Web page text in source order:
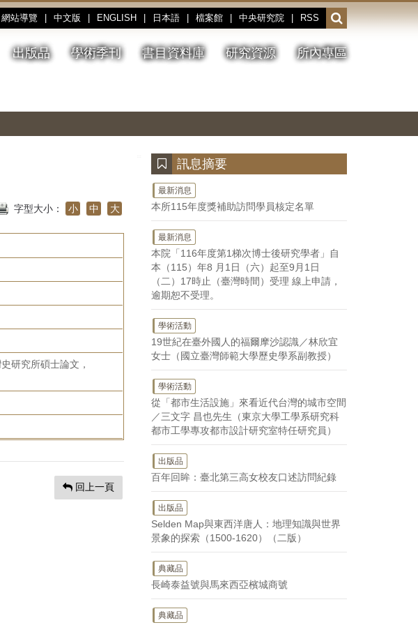
網站導覽 中文版 ENGLISH 日本語 檔案館 中央研究院 RSS
開
啟
或
收
出版品 學術季刊 書目資料庫 研究資源 所內專區
停、
圖
圖
結
字型大小： 小 中 大
研究所碩士論文，
回上一頁
訊息摘要
最新消息
本所115年度獎補助訪問學員核定名單
最新消息
本院「116年度第1梯次博士後研究學者」自
本（115）年8 月1日（六）起至9月1日
（二）17時止（臺灣時間）受理 線上申請，
逾期恕不受理。
學術活動
19世紀在臺外國人的福爾摩沙認識／林欣宜
女士（國立臺灣師範大學歷史學系副教授）
學術活動
從「都市生活設施」來看近代台灣的城市空間
／三文字 昌也先生（東京大學工學系研究科
都市工學專攻都市設計研究室特任研究員）
出版品
百年回眸：臺北第三高女校友口述訪問紀錄
出版品
Selden Map與東西洋唐人：地理知識與世界
景象的探索（1500-1620）（二版）
典藏品
長崎泰益號與馬來西亞檳城商號
典藏品